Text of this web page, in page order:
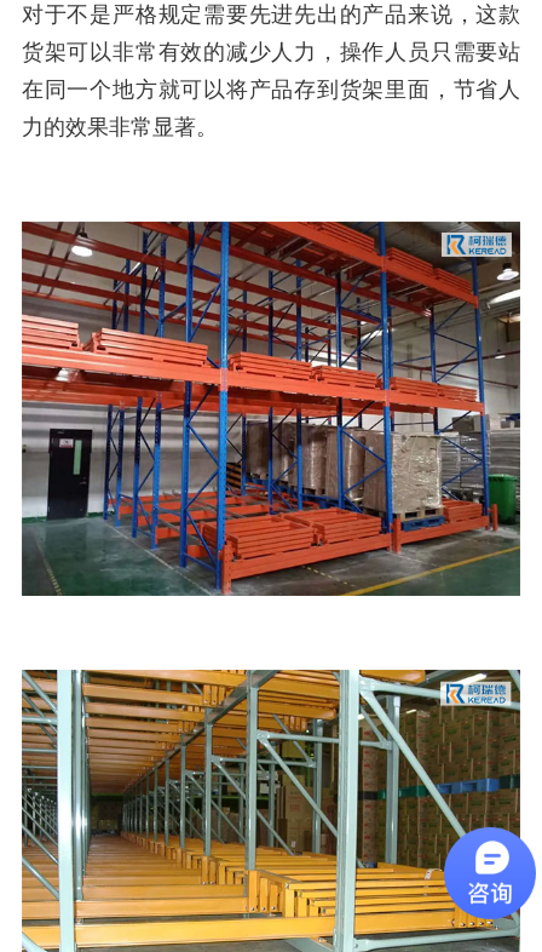
对于不是严格规定需要先进先出的产品来说，这款
货架可以非常有效的减少人力，操作人员只需要站
在同一个地方就可以将产品存到货架里面，节省人
力的效果非常显著。